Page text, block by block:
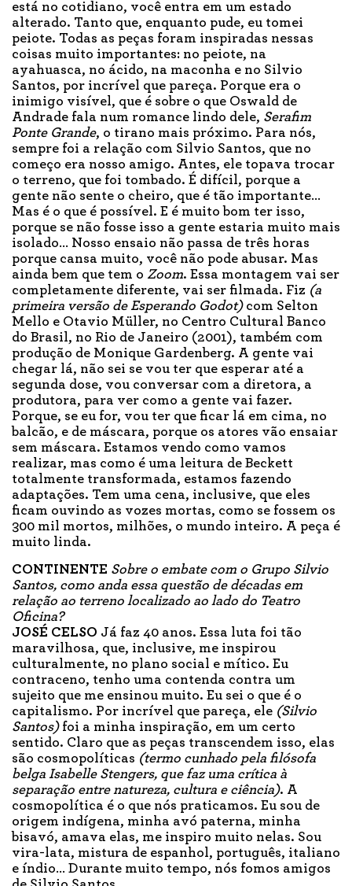
está no cotidiano, você entra em um estado
alterado. Tanto que, enquanto pude, eu tomei
peiote. Todas as peças foram inspiradas nessas
coisas muito importantes: no peiote, na
ayahuasca, no ácido, na maconha e no Silvio
Santos, por incrível que pareça. Porque era o
inimigo visível, que é sobre o que Oswald de
Andrade fala num romance lindo dele, Serafim
Ponte Grande, o tirano mais próximo. Para nós,
sempre foi a relação com Silvio Santos, que no
começo era nosso amigo. Antes, ele topava trocar
o terreno, que foi tombado. É difícil, porque a
gente não sente o cheiro, que é tão importante…
Mas é o que é possível. E é muito bom ter isso,
porque se não fosse isso a gente estaria muito mais
isolado… Nosso ensaio não passa de três horas
porque cansa muito, você não pode abusar. Mas
ainda bem que tem o Zoom. Essa montagem vai ser
completamente diferente, vai ser filmada. Fiz (a
primeira versão de Esperando Godot)com Selton
Mello e Otavio Müller, no Centro Cultural Banco
do Brasil, no Rio de Janeiro (2001), também com
produção de Monique Gardenberg. A gente vai
chegar lá, não sei se vou ter que esperar até a
segunda dose, vou conversar com a diretora, a
produtora, para ver como a gente vai fazer.
Porque, se eu for, vou ter que ficar lá em cima, no
balcão, e de máscara, porque os atores vão ensaiar
sem máscara. Estamos vendo como vamos
realizar, mas como é uma leitura de Beckett
totalmente transformada, estamos fazendo
adaptações. Tem uma cena, inclusive, que eles
ficam ouvindo as vozes mortas, como se fossem os
300 mil mortos, milhões, o mundo inteiro. A peça é
muito linda.
CONTINENTE Sobre o embate com o Grupo Silvio
Santos, como anda essa questão de décadas em
relação ao terreno localizado ao lado do Teatro
Oficina?
JOSÉ CELSO Já faz 40 anos. Essa luta foi tão
maravilhosa, que, inclusive, me inspirou
culturalmente, no plano social e mítico. Eu
contraceno, tenho uma contenda contra um
sujeito que me ensinou muito. Eu sei o que é o
capitalismo. Por incrível que pareça, ele (Silvio
Santos)foi a minha inspiração, em um certo
sentido. Claro que as peças transcendem isso, elas
são cosmopolíticas (termo cunhado pela filósofa
belga Isabelle Stengers, que faz uma crítica à
separação entre natureza, cultura e ciência). A
cosmopolítica é o que nós praticamos. Eu sou de
origem indígena, minha avó paterna, minha
bisavó, amava elas, me inspiro muito nelas. Sou
vira-lata, mistura de espanhol, português, italiano
e índio… Durante muito tempo, nós fomos amigos